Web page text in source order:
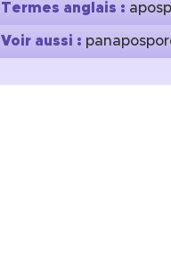
Termes anglais :
Voir aussi :